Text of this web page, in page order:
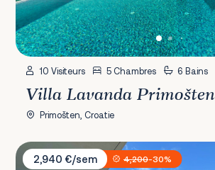
10 Visiteurs 5 Chambres 6 Bains
Villa Lavanda Primošten
Primošten, Croatie
Villa Aurea Lux
2,940 €/sem
4,200-30%